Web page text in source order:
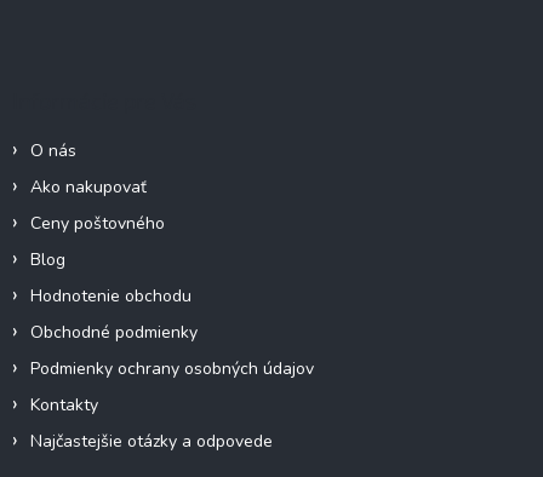
O nás
Ako nakupovať
Ceny poštovného
Blog
Hodnotenie obchodu
Obchodné podmienky
Podmienky ochrany osobných údajov
Kontakty
Najčastejšie otázky a odpovede